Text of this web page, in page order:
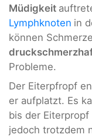
Müdigkeit
Lymphknoten in
können
Probleme.
Der Eiterpfropf
er aufplatzt. Es
bis der
jedoch trotzdem